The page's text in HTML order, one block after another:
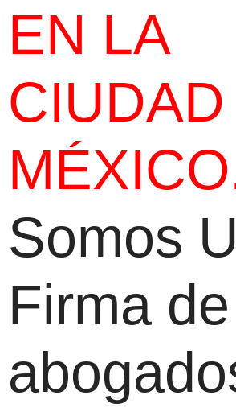
EN LA
Somos
Firma de